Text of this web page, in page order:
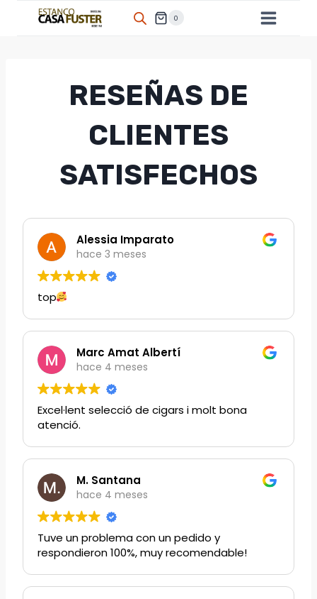
0
RESEÑAS DE
CLIENTES
SATISFECHOS
Alessia Imparato
hace 3 meses
top
Marc Amat Albertí
hace 4 meses
Excel·lent selecció de cigars i molt bona
atenció.
M. Santana
hace 4 meses
Tuve un problema con un pedido y
respondieron 100%, muy recomendable!